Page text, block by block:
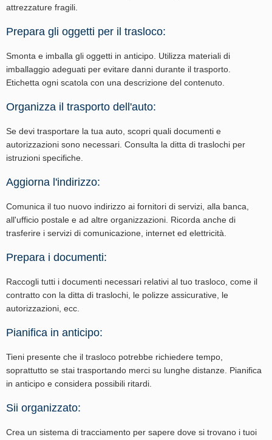
attrezzature fragili.
Prepara gli oggetti per il trasloco:
Smonta e imballa gli oggetti in anticipo. Utilizza materiali di
imballaggio adeguati per evitare danni durante il trasporto.
Etichetta ogni scatola con una descrizione del contenuto.
Organizza il trasporto dell'auto:
Se devi trasportare la tua auto, scopri quali documenti e
autorizzazioni sono necessari. Consulta la ditta di traslochi per
istruzioni specifiche.
Aggiorna l'indirizzo:
Comunica il tuo nuovo indirizzo ai fornitori di servizi, alla banca,
all'ufficio postale e ad altre organizzazioni. Ricorda anche di
trasferire i servizi di comunicazione, internet ed elettricità.
Prepara i documenti:
Raccogli tutti i documenti necessari relativi al tuo trasloco, come il
contratto con la ditta di traslochi, le polizze assicurative, le
autorizzazioni, ecc.
Pianifica in anticipo:
Tieni presente che il trasloco potrebbe richiedere tempo,
soprattutto se stai trasportando merci su lunghe distanze. Pianifica
in anticipo e considera possibili ritardi.
Sii organizzato:
Crea un sistema di tracciamento per sapere dove si trovano i tuoi